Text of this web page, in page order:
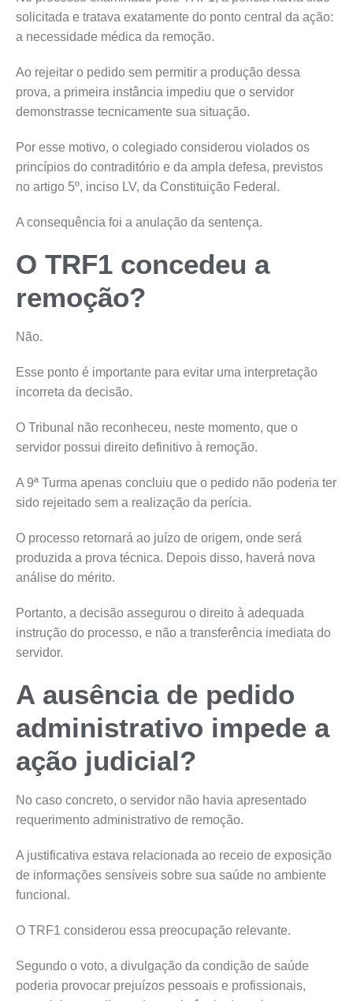
solicitada e tratava exatamente do ponto central da ação:
a necessidade médica da remoção.
Ao rejeitar o pedido sem permitir a produção dessa
prova, a primeira instância impediu que o servidor
demonstrasse tecnicamente sua situação.
Por esse motivo, o colegiado considerou violados os
princípios do contraditório e da ampla defesa, previstos
no artigo 5º, inciso LV, da Constituição Federal.
A consequência foi a anulação da sentença.
O TRF1 concedeu a
remoção?
Não.
Esse ponto é importante para evitar uma interpretação
incorreta da decisão.
O Tribunal não reconheceu, neste momento, que o
servidor possui direito definitivo à remoção.
A 9ª Turma apenas concluiu que o pedido não poderia ter
sido rejeitado sem a realização da perícia.
O processo retornará ao juízo de origem, onde será
produzida a prova técnica. Depois disso, haverá nova
análise do mérito.
Portanto, a decisão assegurou o direito à adequada
instrução do processo, e não a transferência imediata do
servidor.
A ausência de pedido
administrativo impede a
ação judicial?
No caso concreto, o servidor não havia apresentado
requerimento administrativo de remoção.
A justificativa estava relacionada ao receio de exposição
de informações sensíveis sobre sua saúde no ambiente
funcional.
O TRF1 considerou essa preocupação relevante.
Segundo o voto, a divulgação da condição de saúde
poderia provocar prejuízos pessoais e profissionais,